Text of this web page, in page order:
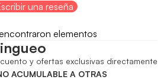
una reseña
elementos
y ofertas exclusivas directamente
ACUMULABLE A OTRAS